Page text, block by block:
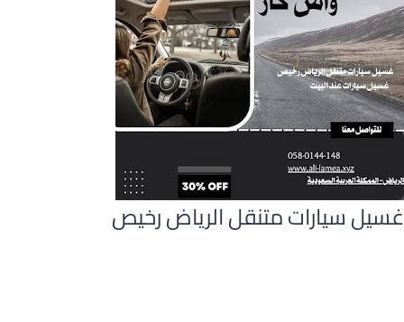
غسيل سيارات متنقل الرياض رخيص